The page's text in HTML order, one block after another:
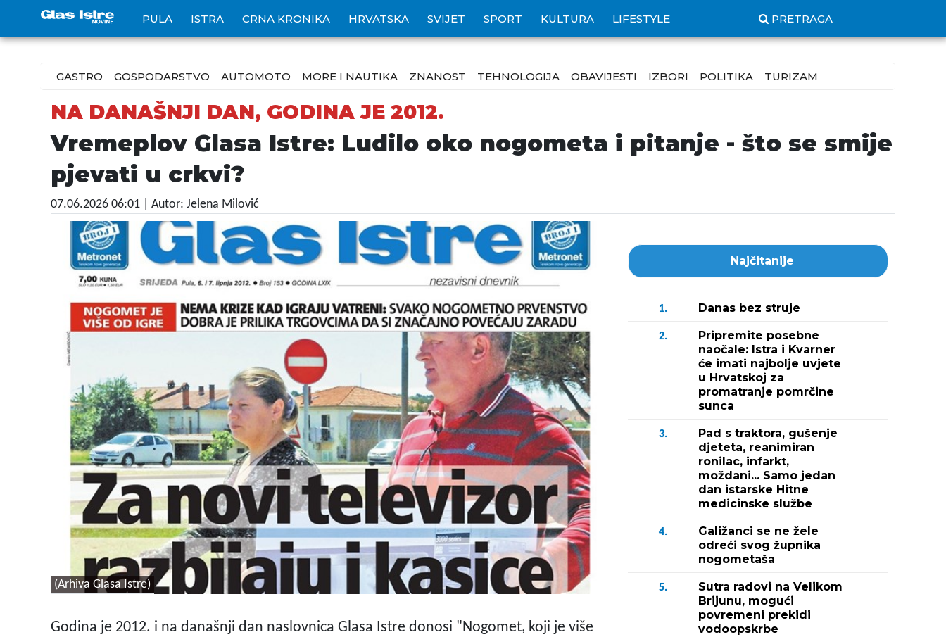
PULA ISTRA CRNA KRONIKA HRVATSKA SVIJET SPORT KULTURA LIFESTYLE PRETRAGA
GASTRO GOSPODARSTVO AUTOMOTO MORE I NAUTIKA ZNANOST TEHNOLOGIJA OBAVIJESTI IZBORI POLITIKA TURIZAM
NA DANAŠNJI DAN, GODINA JE 2012.
Vremeplov Glasa Istre: Ludilo oko nogometa i pitanje - što se smije
pjevati u crkvi?
07.06.2026 06:01 | Autor: Jelena Milović
(Arhiva Glasa Istre)
Godina je 2012. i na današnji dan naslovnica Glasa Istre donosi "Nogomet, koji je više
Najčitanije
1. Danas bez struje
2.
Pripremite posebne
naočale: Istra i Kvarner
će imati najbolje uvjete
u Hrvatskoj za
promatranje pomrčine
sunca
3.
Pad s traktora, gušenje
djeteta, reanimiran
ronilac, infarkt,
moždani... Samo jedan
dan istarske Hitne
medicinske službe
4.
Galižanci se ne žele
odreći svog župnika
nogometaša
5.
Sutra radovi na Velikom
Brijunu, mogući
povremeni prekidi
vodoopskrbe